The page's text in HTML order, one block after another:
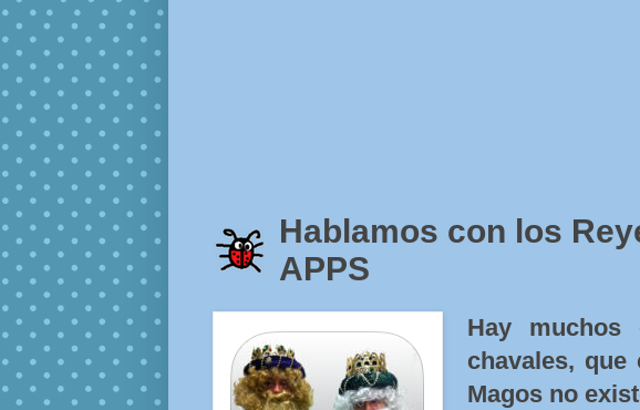
Hablamos con los
APPS
Hay muchos
chavales, que
Magos no